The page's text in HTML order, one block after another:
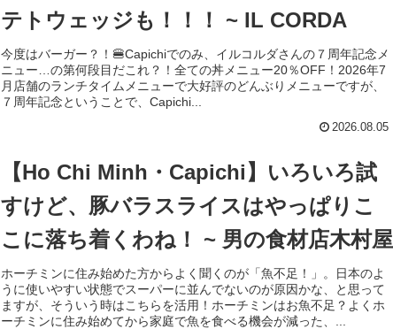
テトウェッジも！！！ ~ IL CORDA
今度はバーガー？！🍔Capichiでのみ、イルコルダさんの７周年記念メ
ニュー…の第何段目だこれ？！全ての丼メニュー20％OFF！2026年7
月店舗のランチタイムメニューで大好評のどんぶりメニューですが、
７周年記念ということで、Capichi...
2026.08.05
【Ho Chi Minh・Capichi】いろいろ試
すけど、豚バラスライスはやっぱりこ
こに落ち着くわね！ ~ 男の食材店木村屋
ホーチミンに住み始めた方からよく聞くのが「魚不足！」。日本のよ
うに使いやすい状態でスーパーに並んでないのが原因かな、と思って
ますが、そういう時はこちらを活用！ホーチミンはお魚不足？よくホ
ーチミンに住み始めてから家庭で魚を食べる機会が減った、...